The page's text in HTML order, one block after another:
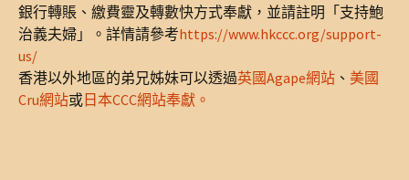
銀行轉賬、繳費靈及轉數快方式奉獻，並請註明「支持鮑
治義夫婦」。詳情請參考https://www.hkccc.org/support-
us/
香港以外地區的弟兄姊妹可以透過英國Agape網站 、 美國
Cru網站或 日本CCC網站奉獻。